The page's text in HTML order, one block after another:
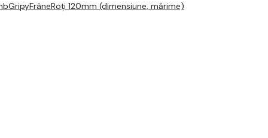
GripyFrâneRoți 120mm (dimensiune, mărime)